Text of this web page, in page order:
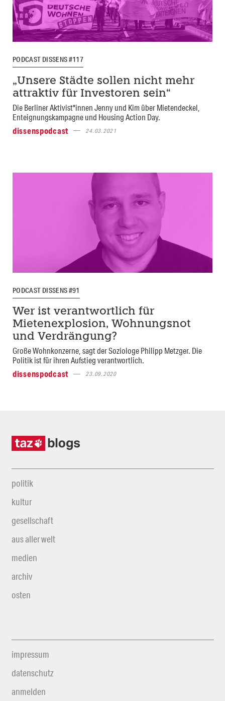
PODCAST DISSENS #117
„Unsere Städte sollen nicht mehr
attraktiv für Investoren sein“
Die Berliner Aktivist*innen Jenny und Kim über Mietendeckel,
Enteignungskampagne und Housing Action Day.
dissenspodcast
24.03.2021
PODCAST DISSENS #91
Wer ist verantwortlich für
Mietenexplosion, Wohnungsnot
und Verdrängung?
Große Wohnkonzerne, sagt der Soziologe Philipp Metzger. Die
Politik ist für ihren Aufstieg verantwortlich.
dissenspodcast
23.09.2020
politik
kultur
gesellschaft
aus aller welt
medien
archiv
osten
impressum
datenschutz
anmelden